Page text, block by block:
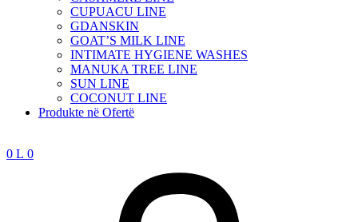
CUPUACU LINE
GDANSKIN
GOAT’S MILK LINE
INTIMATE HYGIENE WASHES
MANUKA TREE LINE
SUN LINE
COCONUT LINE
Produkte në Ofertë
0 L 0